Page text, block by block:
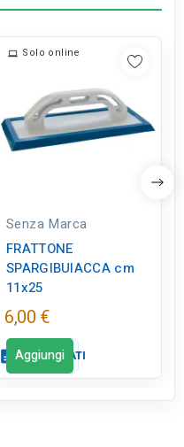
Solo online
Senza Marca
FRATTONE
SPARGIBUIACCA cm
11x25
6,00 €
descriptionSCHEDA DATI
Aggiungi